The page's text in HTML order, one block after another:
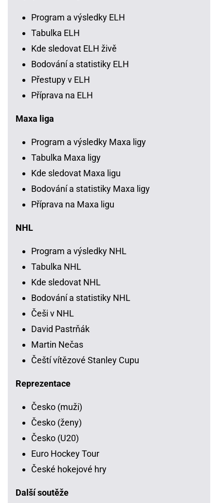
Program a výsledky ELH
Tabulka ELH
Kde sledovat ELH živě
Bodování a statistiky ELH
Přestupy v ELH
Příprava na ELH
Maxa liga
Program a výsledky Maxa ligy
Tabulka Maxa ligy
Kde sledovat Maxa ligu
Bodování a statistiky Maxa ligy
Příprava na Maxa ligu
NHL
Program a výsledky NHL
Tabulka NHL
Kde sledovat NHL
Bodování a statistiky NHL
Češi v NHL
David Pastrňák
Martin Nečas
Čeští vítězové Stanley Cupu
Reprezentace
Česko (muži)
Česko (ženy)
Česko (U20)
Euro Hockey Tour
České hokejové hry
Další soutěže